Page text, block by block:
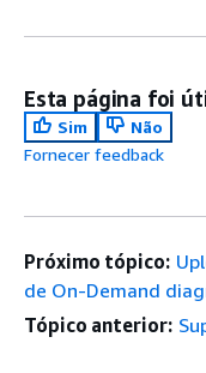
Esta página foi
Sim
Não
Fornecer feedback
Próximo tópico:
de On-Demand
Tópico anterior: